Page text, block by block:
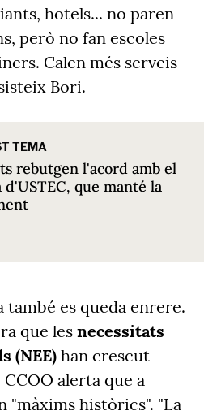
hotels... no paren
però no fan escoles
Calen més serveis
Bori.
TEMA
rebutgen l'acord amb el
que manté la
també es queda enrere.
que les necessitats
(NEE) han crescut
alerta que a
"màxims històrics". "La